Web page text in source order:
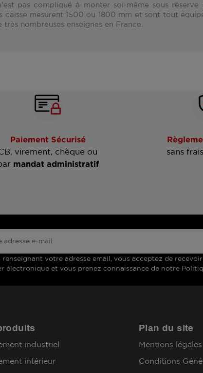
pas compliqué à monter soi-même sous
mesurent 1500 ou 1800 mm et sont tout
nombreuses enseignes en France.
Paiement Sécurisé
virement, chèque ou
mandat administratif
sans
renseignant votre adresse email, vous acceptez de
électronique et vous prenez connaissance de notre
industriel
intérieur
Plan du site
Mentions légales
Conditions